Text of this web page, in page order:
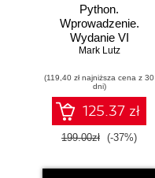
Python.
Wprowadzenie.
Wydanie VI
Mark Lutz
(119,40 zł najniższa cena z 30
dni)
125.37 zł
199.00zł (-37%)